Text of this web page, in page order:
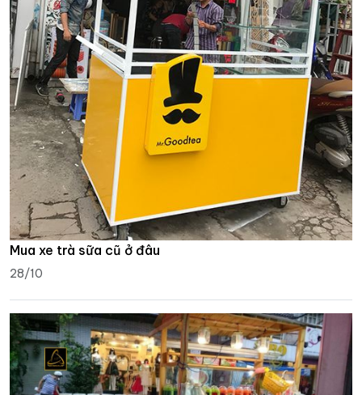
Mua xe trà sữa cũ ở đâu
28/10